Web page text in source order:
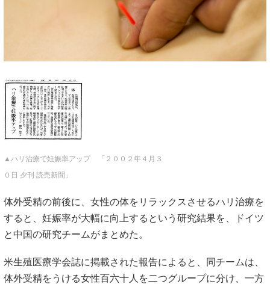
▲ハリ治療で妊娠率アップ 「２００２年４月３
０日 夕刊 読売新聞」
体外受精の前後に、女性の体をリラックスさせるハリ治療を
すると、妊娠率が大幅に向上するという研究結果を、ドイツ
と中国の研究チームがまとめた。
米生殖医療学会誌に掲載された報告によると、同チームは、
体外受精をうける女性百六十人を二つグループに分け、一方